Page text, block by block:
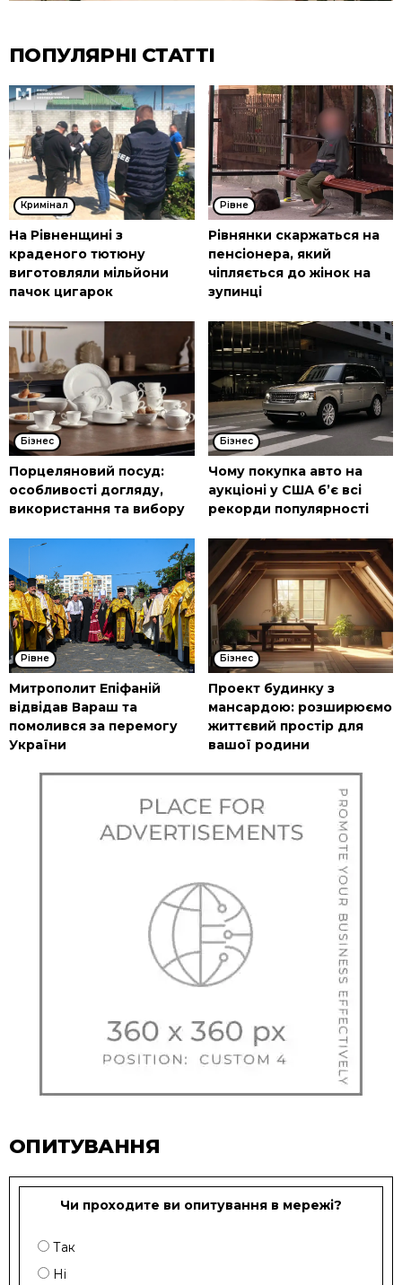
ПОПУЛЯРНІ СТАТТІ
Кримінал
На Рівненщині з
краденого тютюну
виготовляли мільйони
пачок цигарок
Рівне
Рівнянки скаржаться на
пенсіонера, який
чіпляється до жінок на
зупинці
Бізнес
Порцеляновий посуд:
особливості догляду,
використання та вибору
Бізнес
Чому покупка авто на
аукціоні у США б’є всі
рекорди популярності
Рівне
Митрополит Епіфаній
відвідав Вараш та
помолився за перемогу
України
Бізнес
Проект будинку з
мансардою: розширюємо
життєвий простір для
вашої родини
ОПИТУВАННЯ
Чи проходите ви опитування в мережі?
Так
Ні